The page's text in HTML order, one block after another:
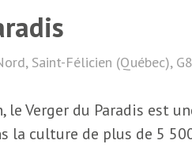
Saint-Félicien (Québec),
le Verger du Paradis est
la culture de plus de 5